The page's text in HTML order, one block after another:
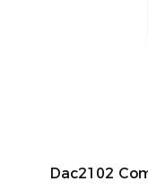
Dac2102